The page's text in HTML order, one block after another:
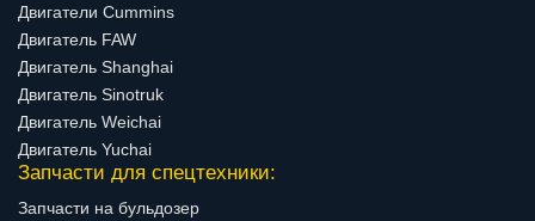
Двигатели Cummins
Двигатель FAW
Двигатель Shanghai
Двигатель Sinotruk
Двигатель Weichai
Двигатель Yuchai
Запчасти для спецтехники:
Запчасти на бульдозер